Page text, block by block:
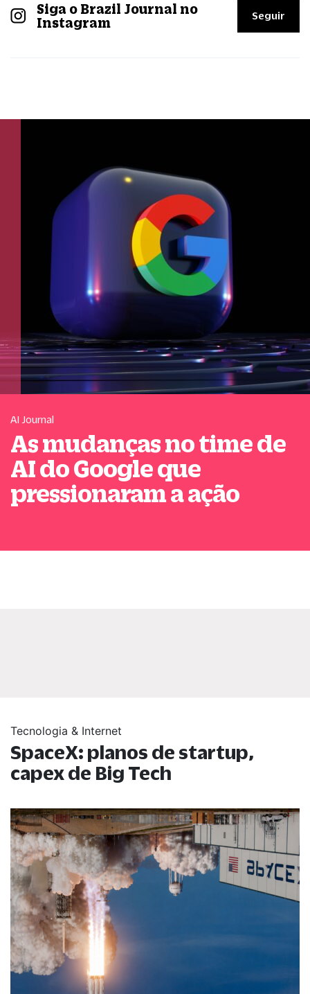
Siga o Brazil Journal no
Instagram
Seguir
AI Journal
As mudanças no time de
AI do Google que
pressionaram a ação
Tecnologia & Internet
SpaceX: planos de startup,
capex de Big Tech